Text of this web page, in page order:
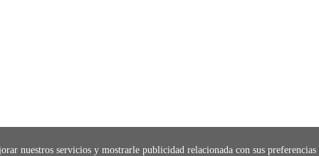
nuestros servicios y mostrarle publicidad relacionada con sus